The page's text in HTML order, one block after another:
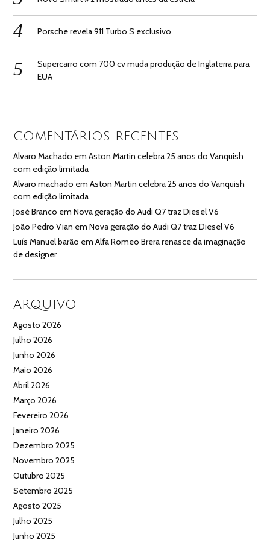
Porsche revela 911 Turbo S exclusivo
Supercarro com 700 cv muda produção de Inglaterra para
EUA
COMENTÁRIOS RECENTES
Alvaro Machado emAston Martin celebra 25 anos do Vanquish
com edição limitada
Alvaro machado emAston Martin celebra 25 anos do Vanquish
com edição limitada
José Branco emNova geração do Audi Q7 traz Diesel V6
João Pedro Vian emNova geração do Audi Q7 traz Diesel V6
Luís Manuel barão emAlfa Romeo Brera renasce da imaginação
de designer
ARQUIVO
Agosto 2026
Julho 2026
Junho 2026
Maio 2026
Abril 2026
Março 2026
Fevereiro 2026
Janeiro 2026
Dezembro 2025
Novembro 2025
Outubro 2025
Setembro 2025
Agosto 2025
Julho 2025
Junho 2025